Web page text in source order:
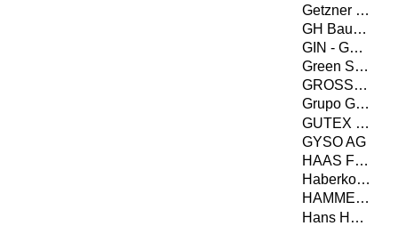
Getzner Werkstoffe GmbH
GH Baubeschläge GmbH
GIN - Gütegemeinschaft Nagelplattenprodukte e.V. - Interessenverband Nagelplatten e.V.
Green Structures GmbH
GROSSMANN Bau GmbH & Co. KG
Grupo Gámiz
GUTEX Holzfaserplattenwerk
GYSO AG
HAAS FERTIGBAU GMBH
Haberkorn GmbH
HAMMER Holzbautechnik GmbH
Hans Hundegger AG